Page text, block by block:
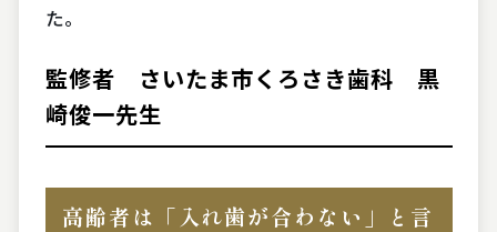
た。
監修者 さいたま市くろさき歯科 黒
崎俊一先生
高齢者は「入れ歯が合わない」と言